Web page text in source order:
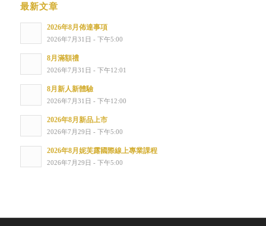
最新文章
2026年8月佈達事項
2026年7月31日 - 下午5:00
8月滿額禮
2026年7月31日 - 下午12:01
8月新人新體驗
2026年7月31日 - 下午12:00
2026年8月新品上市
2026年7月29日 - 下午5:00
2026年8月妮芙露國際線上專業課程
2026年7月29日 - 下午5:00